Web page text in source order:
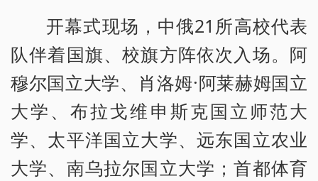
开幕式现场，中俄21所高校代表
队伴着国旗、校旗方阵依次入场。阿
穆尔国立大学、肖洛姆·阿莱赫姆国立
大学、布拉戈维申斯克国立师范大
学、太平洋国立大学、远东国立农业
大学、南乌拉尔国立大学；首都体育